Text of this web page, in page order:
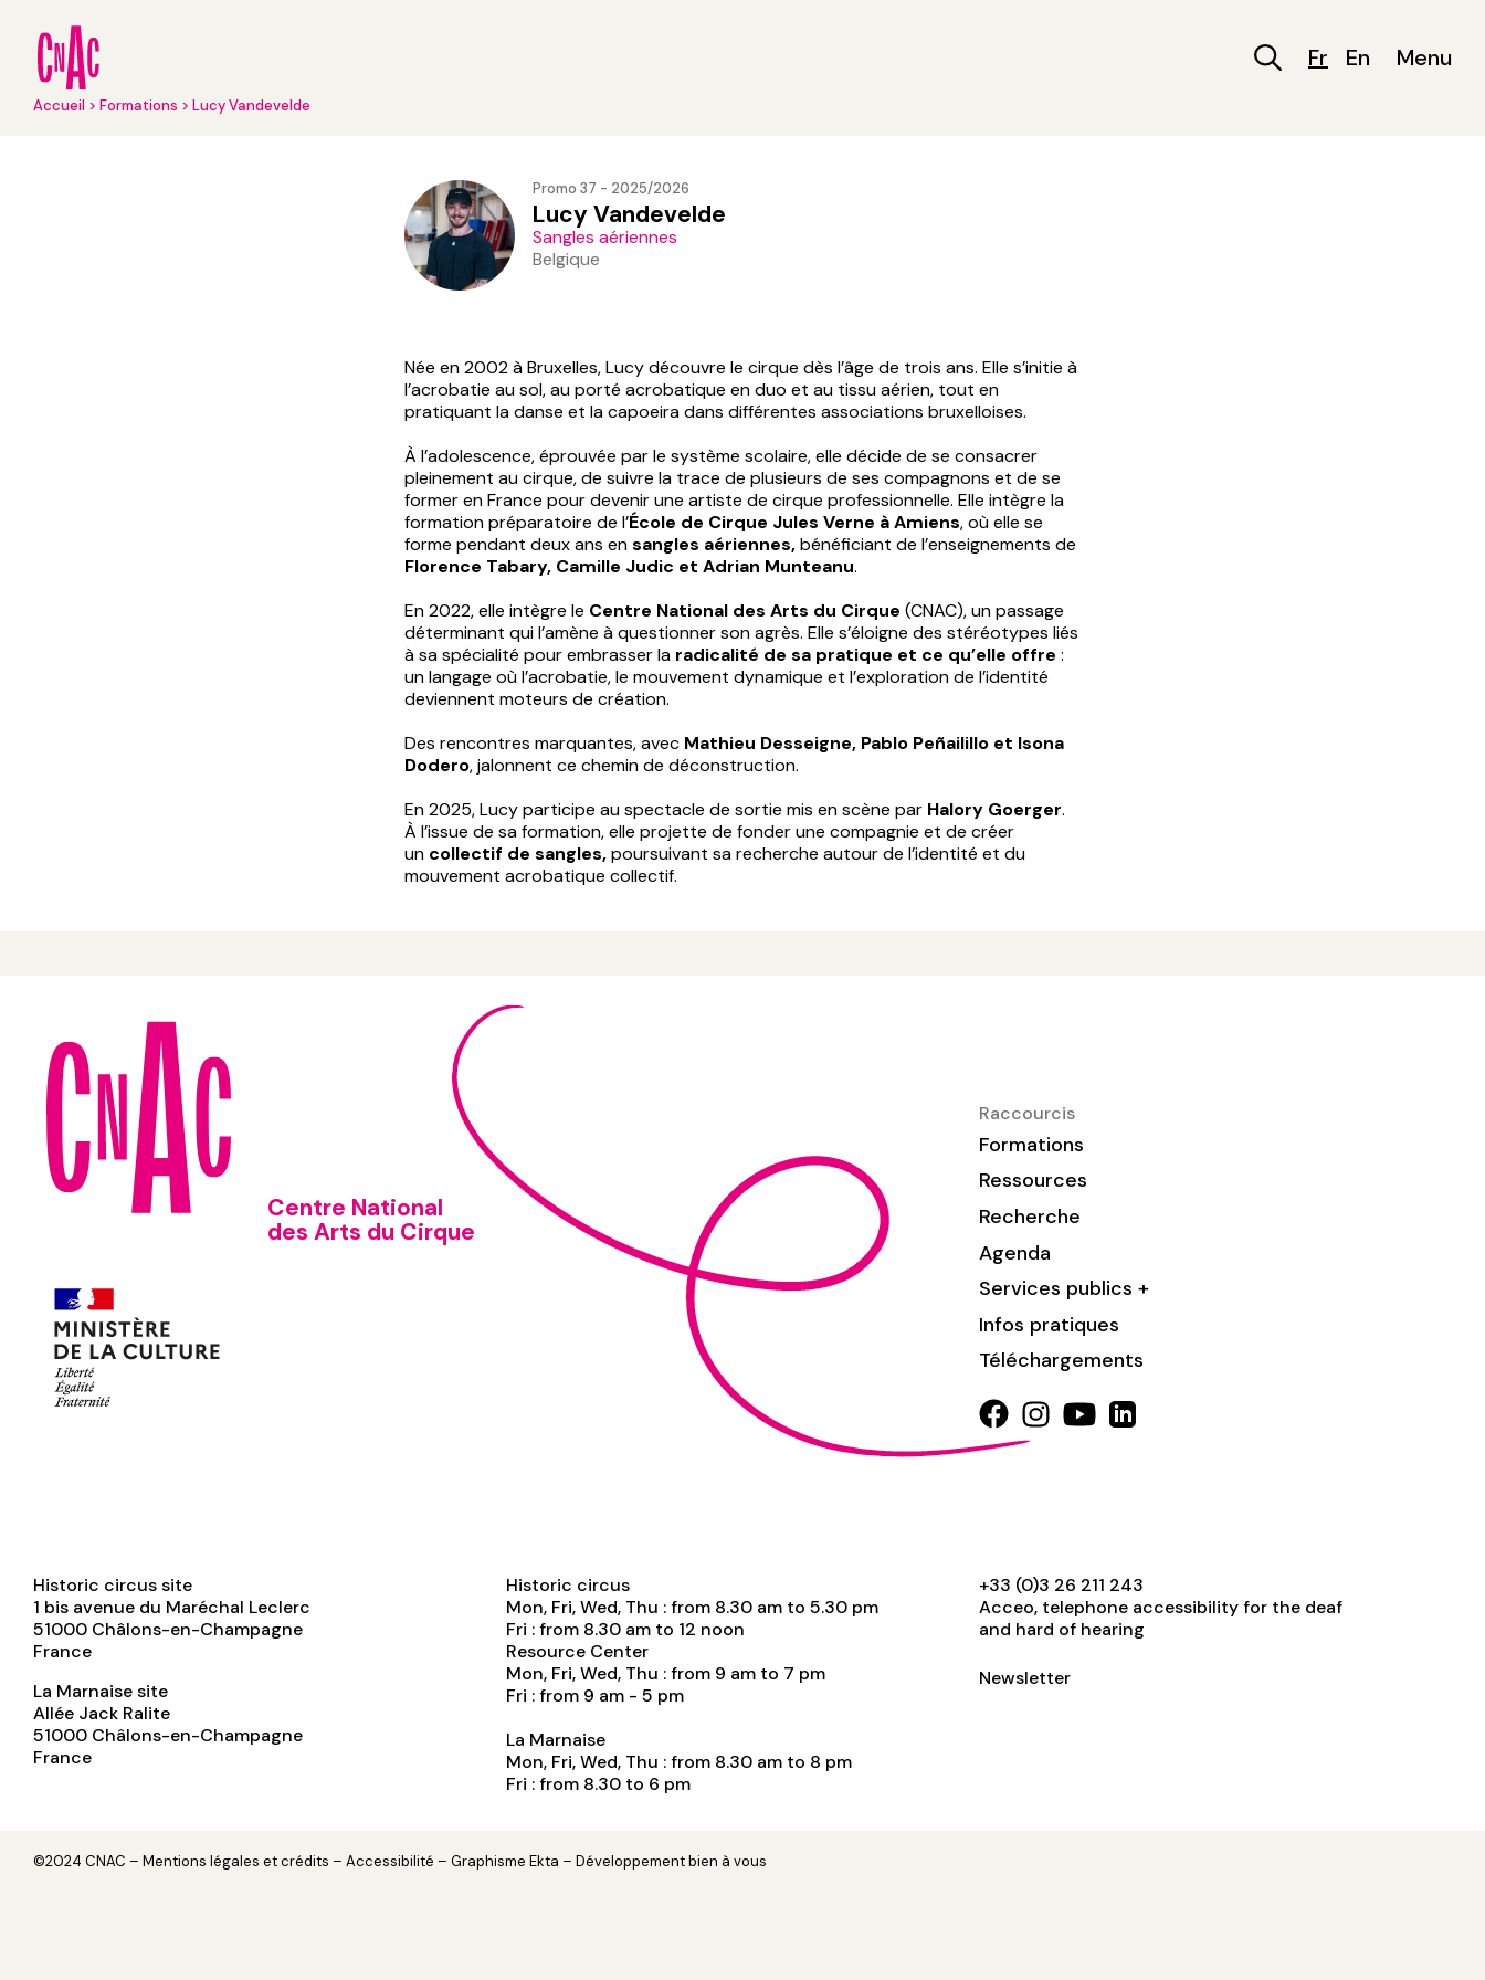
contenu
principal
Fr En Menu
Fil
Accueil Formations Lucy Vandevelde
Promo 37 - 2025/2026
Lucy Vandevelde
Sangles aériennes
Belgique
Née en 2002 à Bruxelles, Lucy découvre le cirque dès l’âge de trois ans. Elle s’initie à
l’acrobatie au sol, au porté acrobatique en duo et au tissu aérien, tout en
pratiquant la danse et la capoeira dans différentes associations bruxelloises.
À l’adolescence, éprouvée par le système scolaire, elle décide de se consacrer
pleinement au cirque, de suivre la trace de plusieurs de ses compagnons et de se
former en France pour devenir une artiste de cirque professionnelle. Elle intègre la
formation préparatoire de l’École de Cirque Jules Verne à Amiens, où elle se
forme pendant deux ans ensangles aériennes,bénéficiant de l’enseignements de
Florence Tabary, Camille Judic et Adrian Munteanu.
En 2022, elle intègre le Centre National des Arts du Cirque (CNAC), un passage
déterminant qui l’amène à questionner son agrès. Elle s’éloigne des stéréotypes liés
à sa spécialité pour embrasser la radicalité de sa pratique et ce qu’elle offre :
un langage où l’acrobatie, le mouvement dynamique et l’exploration de l’identité
deviennent moteurs de création.
Des rencontres marquantes, avec Mathieu Desseigne, Pablo Peñailillo et Isona
Dodero, jalonnent ce chemin de déconstruction.
En 2025, Lucy participe au spectacle de sortie mis en scène par Halory Goerger.
À l’issue de sa formation, elle projette de fonder une compagnie et de créer
un collectif de sangles,poursuivant sa recherche autour de l’identité et du
mouvement acrobatique collectif.
Centre National
des Arts du Cirque
Raccourcis
Formations
Ressources
Recherche
Agenda
Services publics +
Infos pratiques
Téléchargements
Historic circus site
1 bis avenue du Maréchal Leclerc
51000 Châlons-en-Champagne
France
La Marnaise site
Allée Jack Ralite
51000 Châlons-en-Champagne
France
Historic circus
Mon, Fri, Wed, Thu : from 8.30 am to 5.30 pm
Fri : from 8.30 am to 12 noon
Resource Center
Mon, Fri, Wed, Thu : from 9 am to 7 pm
Fri : from 9 am - 5 pm
La Marnaise
Mon, Fri, Wed, Thu : from 8.30 am to 8 pm
Fri : from 8.30 to 6 pm
+33 (0)3 26 211 243
Acceo, telephone accessibility for the deaf
and hard of hearing
Newsletter
©2024 CNAC – Mentions légales et crédits – Accessibilité – Graphisme Ekta – Développementbien à vous